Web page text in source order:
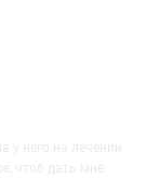
у него на лечении
чтоб дать мне